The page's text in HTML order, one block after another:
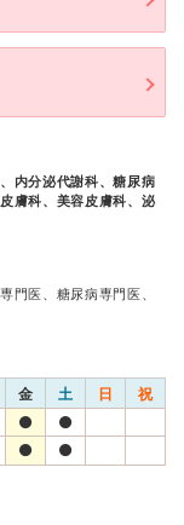
内分泌代謝科、糖尿病
膚科、美容皮膚科、泌
門医、糖尿病専門医、
金 土 日 祝